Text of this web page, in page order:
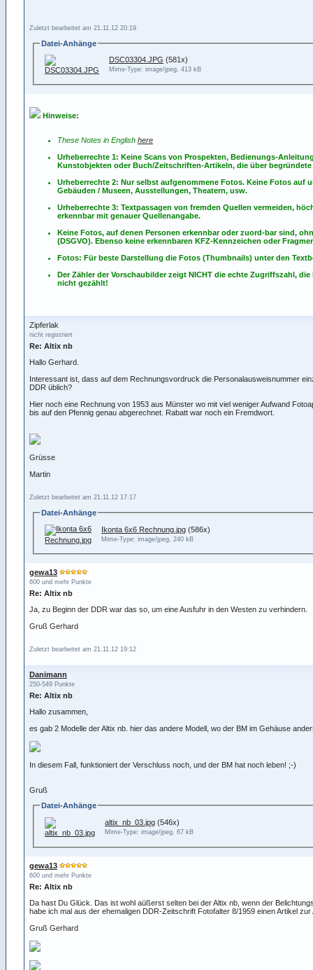
Zuletzt bearbeitet am 21.11.12 20:19
Datei-Anhänge
DSC03304.JPG (581x)
Mime-Type: image/jpeg, 413 kB
Hinweise:
These Notes in English here
Urheberrechte 1: Keine Scans von Prospekten, Bedienungs-
Kunstobjekten oder Buch/Zeitschriften-Artikeln, die über
Urheberrechte 2: Nur selbst aufgenommene Fotos. Keine Fotos auf
Gebäuden / Museen, Ausstellungen, Theatern, usw.
Urheberrechte 3: Textpassagen von fremden Quellen vermeiden,
erkennbar mit genauer Quellenangabe.
Keine Fotos, auf denen Personen erkennbar oder zuord-bar sind,
(DSGVO). Ebenso keine erkennbaren KFZ-Kennzeichen oder
Fotos: Für beste Darstellung die Fotos (Thumbnails) unter den
Der Zähler der Vorschaubilder zeigt NICHT die echte Zugriffszahl,
nicht gezählt!
Zipferlak
nicht registriert
Re: Altix nb
Hallo Gerhard.
Interessant ist, dass auf dem Rechnungsvordruck die Personalausweisnummer
DDR üblich?
Hier noch eine Rechnung von 1953 aus Münster wo mit viel weniger Aufwand
bis auf den Pfennig genau abgerechnet. Rabatt war noch ein Fremdwort.
Grüsse
Martin
Zuletzt bearbeitet am 21.11.12 17:17
Datei-Anhänge
Ikonta 6x6 Rechnung.jpg (586x)
Mime-Type: image/jpeg, 240 kB
gewa13
600 und mehr Punkte
Re: Altix nb
Ja, zu Beginn der DDR war das so, um eine Ausfuhr in den Westen zu verhindern.
Gruß Gerhard
Zuletzt bearbeitet am 21.11.12 19:12
Danimann
250-549 Punkte
Re: Altix nb
Hallo zusammen,
es gab 2 Modelle der Altix nb. hier das andere Modell, wo der BM im Gehäuse
In diesem Fall, funktioniert der Verschluss noch, und der BM hat noch leben! ;-)
Gruß
Datei-Anhänge
altix_nb_03.jpg (546x)
Mime-Type: image/jpeg, 67 kB
gewa13
600 und mehr Punkte
Re: Altix nb
Da hast Du Glück. Das ist wohl aüßerst selten bei der Altix nb, wenn der
habe ich mal aus der ehemaligen DDR-Zeitschrift Fotofalter 8/1959 einen Artikel
Gruß Gerhard